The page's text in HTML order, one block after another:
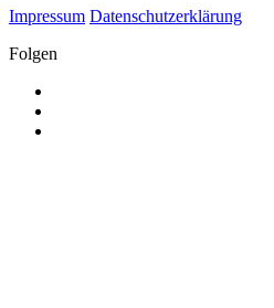
Impressum Datenschutzerklärung
Folgen